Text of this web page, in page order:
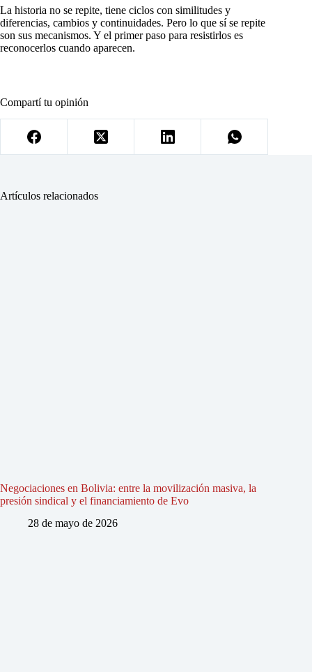
La historia no se repite, tiene ciclos con similitudes y
diferencias, cambios y continuidades. Pero lo que sí se repite
son sus mecanismos. Y el primer paso para resistirlos es
reconocerlos cuando aparecen.
Compartí tu opinión
Artículos relacionados
Negociaciones en Bolivia: entre la movilización masiva, la
presión sindical y el financiamiento de Evo
28 de mayo de 2026